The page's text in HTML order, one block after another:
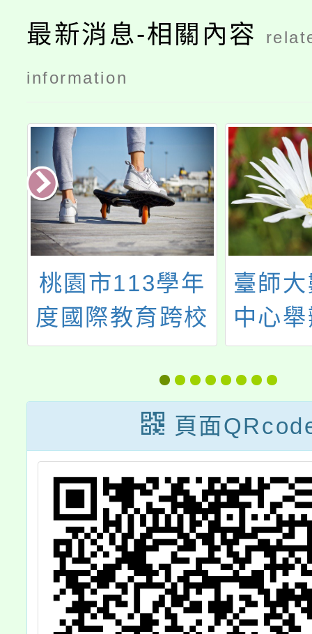
最新消息-相關內容
information
桃園市113學年
度國際教育跨校
社群永續城鄉教
臺師
中心
「速
廣
頁面